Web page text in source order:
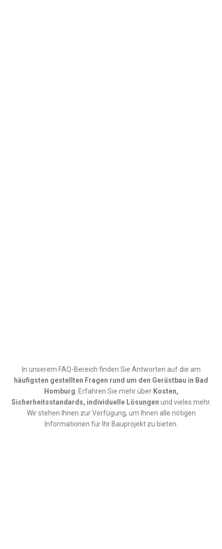
In unserem FAQ-Bereich finden Sie Antworten auf die am
häufigsten gestellten Fragen rund um den Gerüstbau in Bad
Homburg . Erfahren Sie mehr über Kosten,
Sicherheitsstandards, individuelle Lösungen und vieles mehr.
Wir stehen Ihnen zur Verfügung, um Ihnen alle nötigen
Informationen für Ihr Bauprojekt zu bieten.